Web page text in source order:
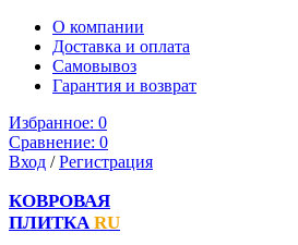
О компании
Доставка и оплата
Самовывоз
Гарантия и возврат
Избранное: 0
Сравнение: 0
Вход /Регистрация
КОВРОВАЯ
ПЛИТКА RU